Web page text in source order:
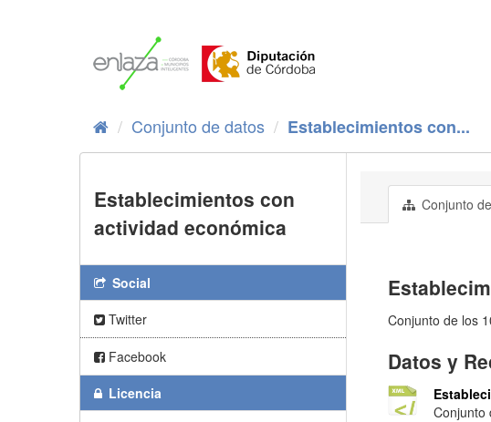
Conjunto de datos Establecimientos con...
Establecimientos con
actividad económica
Social
Twitter
Facebook
Licencia
Conjunto
Conjunto de los
Datos y
Conjunto